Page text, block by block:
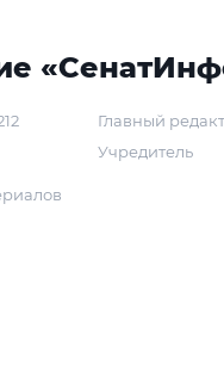
Главный
Учредитель